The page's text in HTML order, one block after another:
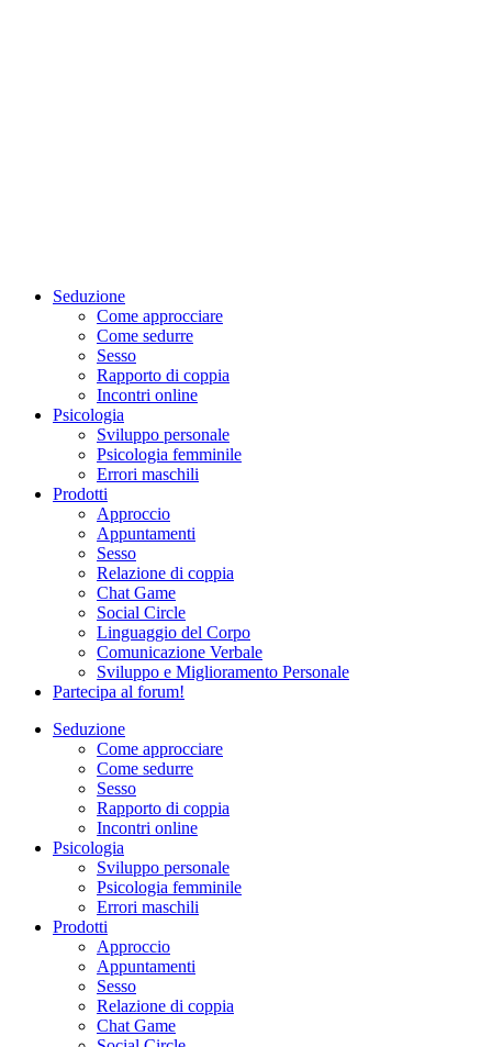
Seduzione
Come approcciare
Come sedurre
Sesso
Rapporto di coppia
Incontri online
Psicologia
Sviluppo personale
Psicologia femminile
Errori maschili
Prodotti
Approccio
Appuntamenti
Sesso
Relazione di coppia
Chat Game
Social Circle
Linguaggio del Corpo
Comunicazione Verbale
Sviluppo e Miglioramento Personale
Partecipa al forum!
Seduzione
Come approcciare
Come sedurre
Sesso
Rapporto di coppia
Incontri online
Psicologia
Sviluppo personale
Psicologia femminile
Errori maschili
Prodotti
Approccio
Appuntamenti
Sesso
Relazione di coppia
Chat Game